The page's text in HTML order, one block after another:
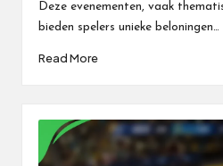
Deze evenementen, vaak
bieden spelers unieke beloningen…
Read More